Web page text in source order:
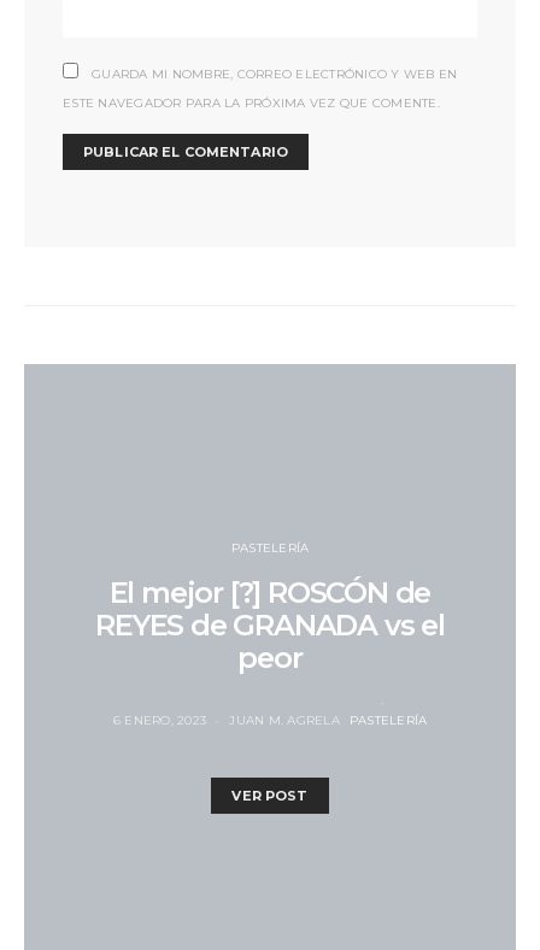
GUARDA MI NOMBRE, CORREO ELECTRÓNICO Y WEB EN
ESTE NAVEGADOR PARA LA PRÓXIMA VEZ QUE COMENTE.
PASTELERÍA
El mejor [?] ROSCÓN de
REYES de GRANADA vs el
peor
6 ENERO, 2023 JUAN M. AGRELA PASTELERÍA
VER POST